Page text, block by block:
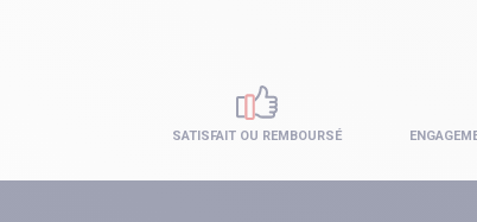
SATISFAIT OU REMBOURSÉ